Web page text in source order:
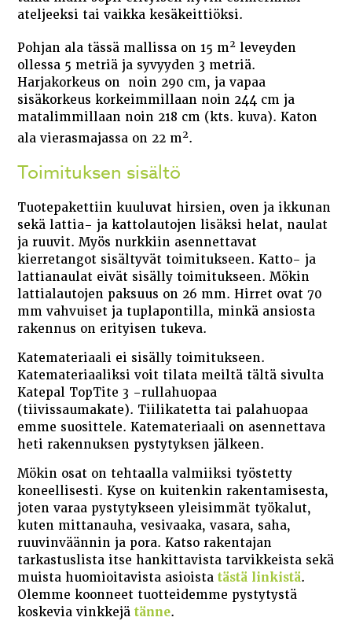
ateljeeksi tai vaikka kesäkeittiöksi.
Pohjan ala tässä mallissa on 15 m2 leveyden
ollessa 5 metriä ja syvyyden 3 metriä.
Harjakorkeus on noin 290 cm, ja vapaa
sisäkorkeus korkeimmillaan noin 244 cm ja
matalimmillaan noin 218 cm (kts. kuva). Katon
ala vierasmajassa on 22 m2.
Toimituksen sisältö
Tuotepakettiin kuuluvat hirsien, oven ja ikkunan
sekä lattia- ja kattolautojen lisäksi helat, naulat
ja ruuvit. Myös nurkkiin asennettavat
kierretangot sisältyvät toimitukseen. Katto- ja
lattianaulat eivät sisälly toimitukseen. Mökin
lattialautojen paksuus on 26 mm. Hirret ovat 70
mm vahvuiset ja tuplapontilla, minkä ansiosta
rakennus on erityisen tukeva.
Katemateriaali ei sisälly toimitukseen.
Katemateriaaliksi voit tilata meiltä tältä sivulta
Katepal TopTite 3 -rullahuopaa
(tiivissaumakate). Tiilikatetta tai palahuopaa
emme suosittele. Katemateriaali on asennettava
heti rakennuksen pystytyksen jälkeen.
Mökin osat on tehtaalla valmiiksi työstetty
koneellisesti. Kyse on kuitenkin rakentamisesta,
joten varaa pystytykseen yleisimmät työkalut,
kuten mittanauha, vesivaaka, vasara, saha,
ruuvinväännin ja pora. Katso rakentajan
tarkastuslista itse hankittavista tarvikkeista sekä
muista huomioitavista asioistatästä linkistä.
Olemme koonneet tuotteidemme pystytystä
koskevia vinkkejätänne.